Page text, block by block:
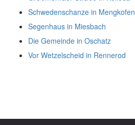
Schwedenschanze in Mengkofen
Segenhaus in Miesbach
Die Gemeinde in Oschatz
Vor Wetzelscheid in Rennerod